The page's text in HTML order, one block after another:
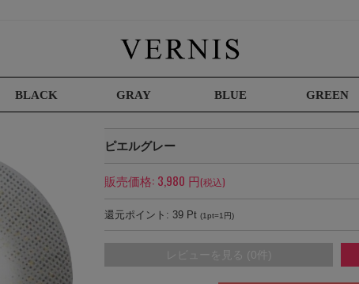
BLACK GRAY BLUE GREEN
ピエルグレー
販売価格: 3,980 円(税込)
還元ポイント: 39 Pt (1pt=1円)
レビューを見る (0件)